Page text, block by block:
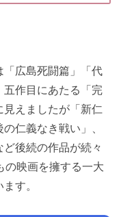
「広島死闘篇」「代
五作目にあたる「完
見えましたが「新仁
仁義なき戦い」、
ど後続の作品が続々
の映画を擁する一大
す。